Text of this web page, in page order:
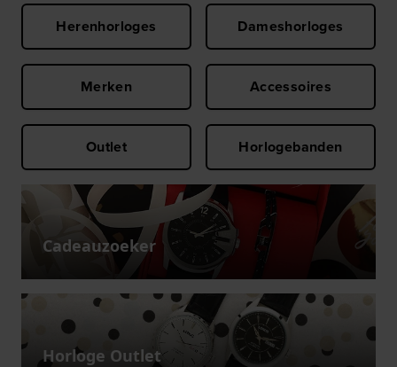
Herenhorloges
Merken
Outlet
Dameshorloges
Accessoires
Horlogebanden
Cadeauzoeker
Horloge Outlet